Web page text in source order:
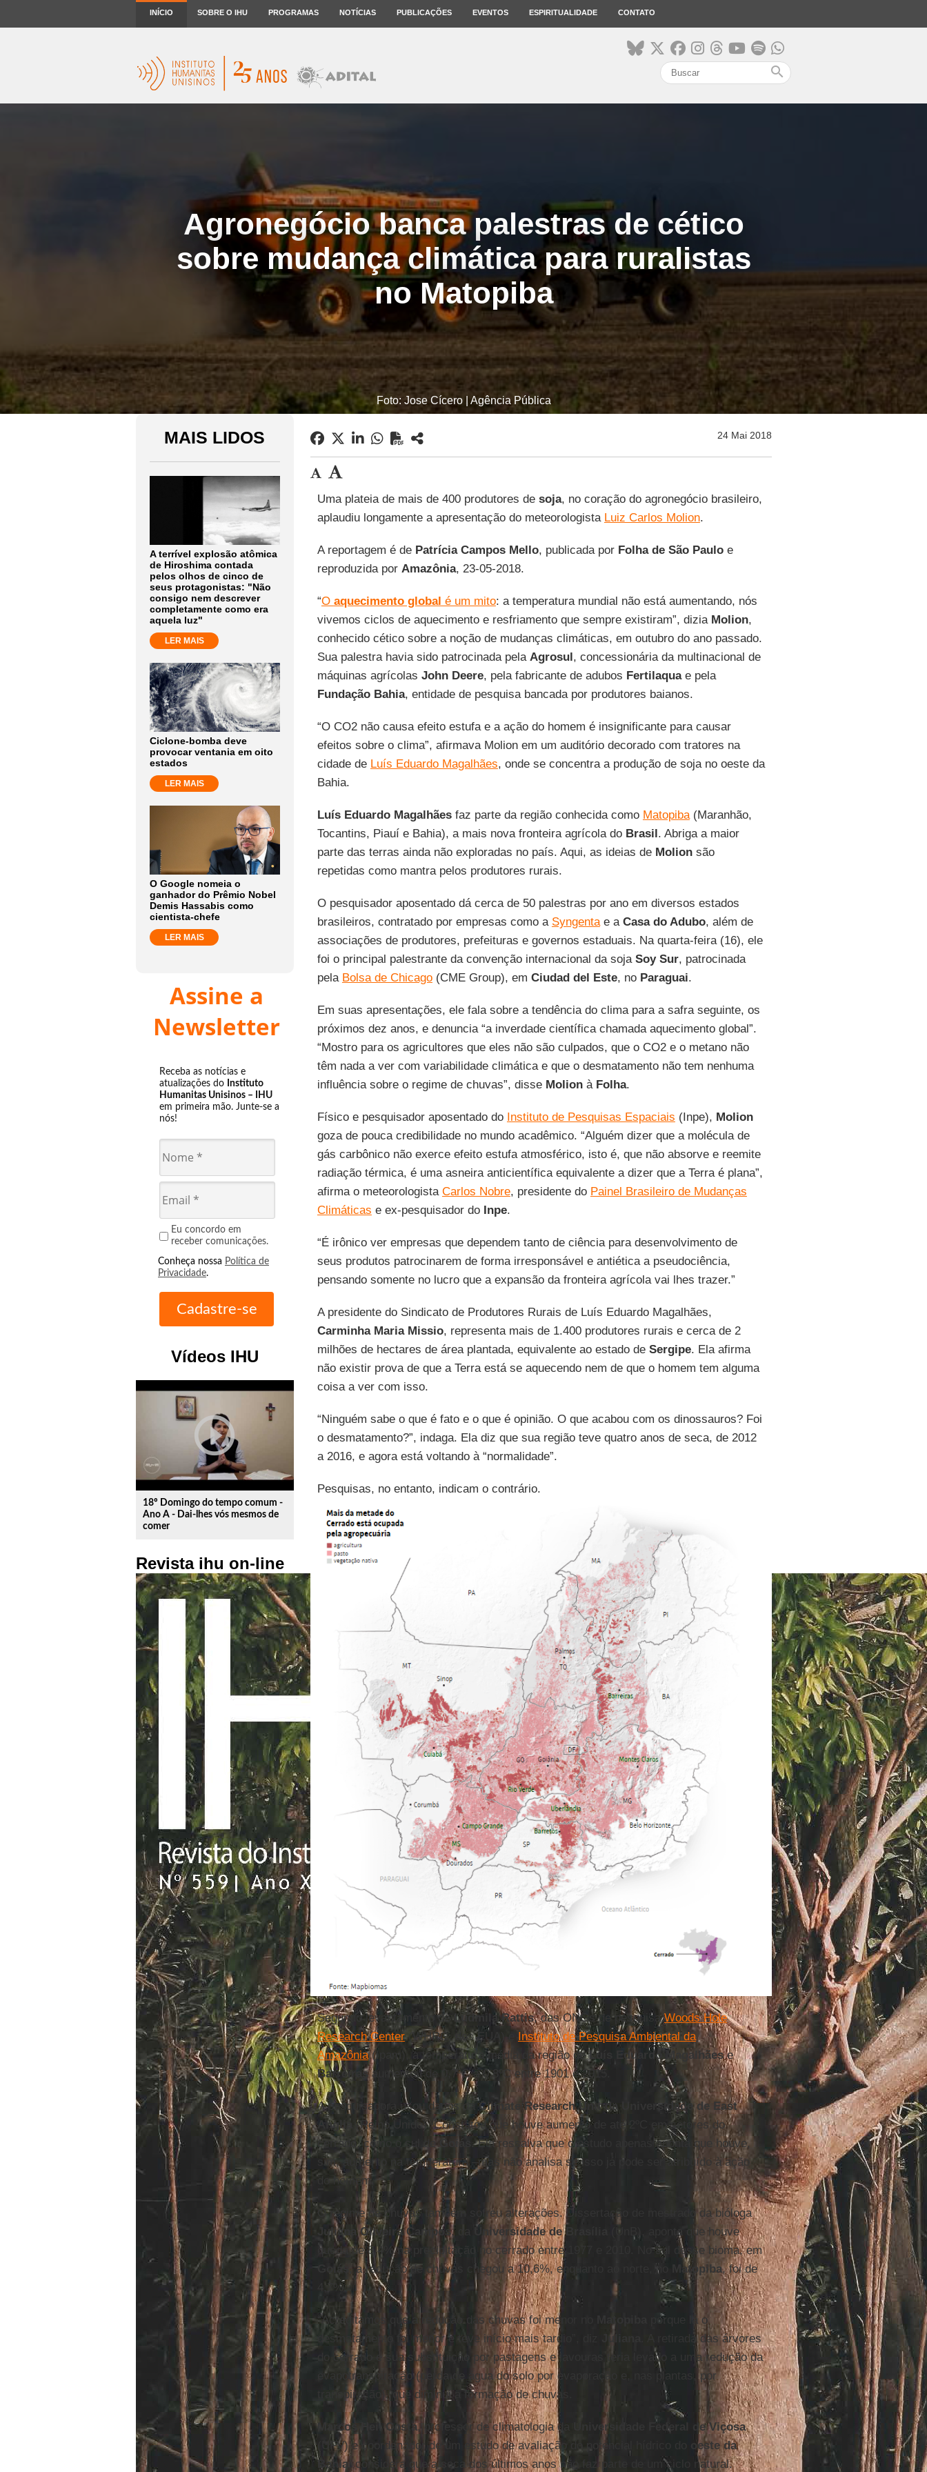
INÍCIO SOBRE O IHU PROGRAMAS NOTÍCIAS PUBLICAÇÕES EVENTOS ESPIRITUALIDADE CONTATO
search
Agronegócio banca palestras de cético
sobre mudança climática para ruralistas
no Matopiba
Foto: Jose Cícero | Agência Pública
MAIS LIDOS
A terrível explosão atômica
de Hiroshima contada
pelos olhos de cinco de
seus protagonistas: "Não
consigo nem descrever
completamente como era
aquela luz"
LER MAIS
Ciclone-bomba deve
provocar ventania em oito
estados
LER MAIS
O Google nomeia o
ganhador do Prêmio Nobel
Demis Hassabis como
cientista-chefe
LER MAIS
Assine a
Newsletter
Receba as notícias e
atualizações do Instituto
Humanitas Unisinos – IHU
em primeira mão. Junte-se a
nós!
Eu concordo em
receber comunicações.
Conheça nossa Política de
Privacidade.
Vídeos IHU
play_circle_outline
18º Domingo do tempo comum -
Ano A - Dai-lhes vós mesmos de
comer
Revista ihu on-line
24 Mai 2018
Uma plateia de mais de 400 produtores de soja, no coração do agronegócio brasileiro,
aplaudiu longamente a apresentação do meteorologista Luiz Carlos Molion.
A reportagem é de Patrícia Campos Mello, publicada por Folha de São Pauloe
reproduzida por Amazônia, 23-05-2018.
“O aquecimento global é um mito: a temperatura mundial não está aumentando, nós
vivemos ciclos de aquecimento e resfriamento que sempre existiram”, dizia Molion,
conhecido cético sobre a noção de mudanças climáticas, em outubro do ano passado.
Sua palestra havia sido patrocinada pela Agrosul, concessionária da multinacional de
máquinas agrícolas John Deere, pela fabricante de adubos Fertilaquae pela
Fundação Bahia, entidade de pesquisa bancada por produtores baianos.
“O CO2 não causa efeito estufa e a ação do homem é insignificante para causar
efeitos sobre o clima”, afirmava Molion em um auditório decorado com tratores na
cidade de Luís Eduardo Magalhães, onde se concentra a produção de soja no oeste da
Bahia.
Luís Eduardo Magalhãesfaz parte da região conhecida como Matopiba(Maranhão,
Tocantins, Piauí e Bahia), a mais nova fronteira agrícola do Brasil. Abriga a maior
parte das terras ainda não exploradas no país. Aqui, as ideias de Molionsão
repetidas como mantra pelos produtores rurais.
O pesquisador aposentado dá cerca de 50 palestras por ano em diversos estados
brasileiros, contratado por empresas como a Syngentae a Casa do Adubo, além de
associações de produtores, prefeituras e governos estaduais. Na quarta-feira (16), ele
foi o principal palestrante da convenção internacional da soja Soy Sur, patrocinada
pela Bolsa de Chicago(CME Group), em Ciudad del Este, no Paraguai.
Em suas apresentações, ele fala sobre a tendência do clima para a safra seguinte, os
próximos dez anos, e denuncia “a inverdade científica chamada aquecimento global”.
“Mostro para os agricultores que eles não são culpados, que o CO2 e o metano não
têm nada a ver com variabilidade climática e que o desmatamento não tem nenhuma
influência sobre o regime de chuvas”, disse Molionà Folha.
Físico e pesquisador aposentado do Instituto de Pesquisas Espaciais (Inpe), Molion
goza de pouca credibilidade no mundo acadêmico. “Alguém dizer que a molécula de
gás carbônico não exerce efeito estufa atmosférico, isto é, que não absorve e reemite
radiação térmica, é uma asneira anticientífica equivalente a dizer que a Terra é plana”,
afirma o meteorologista Carlos Nobre, presidente do Painel Brasileiro de Mudanças
Climáticas e ex-pesquisador do Inpe.
“É irônico ver empresas que dependem tanto de ciência para desenvolvimento de
seus produtos patrocinarem de forma irresponsável e antiética a pseudociência,
pensando somente no lucro que a expansão da fronteira agrícola vai lhes trazer.”
A presidente do Sindicato de Produtores Rurais de Luís Eduardo Magalhães,
Carminha Maria Missio, representa mais de 1.400 produtores rurais e cerca de 2
milhões de hectares de área plantada, equivalente ao estado de Sergipe. Ela afirma
não existir prova de que a Terra está se aquecendo nem de que o homem tem alguma
coisa a ver com isso.
“Ninguém sabe o que é fato e o que é opinião. O que acabou com os dinossauros? Foi
o desmatamento?”, indaga. Ela diz que sua região teve quatro anos de seca, de 2012
a 2016, e agora está voltando à “normalidade”.
Pesquisas, no entanto, indicam o contrário.
Segundo levantamento deLudmila Rattis, das ONGs de pesquisaWoods Hole
Research Center(WHRC, dos EUA) e Instituto de Pesquisa Ambiental da
Amazônia(Ipam), a temperatura média da região deLuís Eduardo Magalhãese
Barreirasaumentou de 0,7ºC a 0,8ºC entre 1901 e 2015.
A pesquisadora usou dados daClimate Research Unit da Universidade de East
Anglia
(Reino Unido). Constatou que houve aumento de até 2ºC em setores do
cerrado, como o sul de Goiás
. Ela ressalva que o estudo apenas aponta que houve,
sim, aumento na temperatura –mas não analisa se isso já pode ser atribuído à ação
do homem.
O regime de chuvas também sofreu alterações. Dissertação de mestrado da bióloga
Juliana Oliveira Campos , da Universidade de Brasília
(UnB), aponta que houve
queda de 8,4% na precipitação no cerrado entre 1977 e 2010. No sul desse bioma, em
Goiás
, a redução de chuvas chegou a 10,6%, enquanto ao norte, no Matopiba, foi de
4,7%.
“Acreditamos que a redução das chuvas foi menor no
porque lá o
desmatamento foi menor e teve início mais tardio”, diz
Juliana
. A retirada das árvores
do cerrado e sua substituição por pastagens e lavouras teria levado a uma redução da
evapotranspiração (perda de água do solo por evaporação e, nas plantas, por
transpiração), que diminui a formação de chuvas.
Marcos Heil Costa, professor de climatologia da
Universidade Federal de Viçosa
(UFV) e coordenador de um estudo de avaliação do potencial hídrico do
oeste da
Bahia , considera que a seca dos últimos anos não faz parte de um ciclo natural.